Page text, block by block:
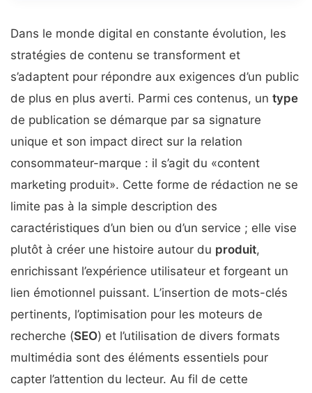
Dans le monde digital en constante évolution, les
stratégies de contenu se transforment et
s’adaptent pour répondre aux exigences d’un public
de plus en plus averti. Parmi ces contenus, un type
de publication se démarque par sa signature
unique et son impact direct sur la relation
consommateur-marque : il s’agit du «content
marketing produit». Cette forme de rédaction ne se
limite pas à la simple description des
caractéristiques d’un bien ou d’un service ; elle vise
plutôt à créer une histoire autour du produit,
enrichissant l’expérience utilisateur et forgeant un
lien émotionnel puissant. L’insertion de mots-clés
pertinents, l’optimisation pour les moteurs de
recherche (SEO) et l’utilisation de divers formats
multimédia sont des éléments essentiels pour
capter l’attention du lecteur. Au fil de cette